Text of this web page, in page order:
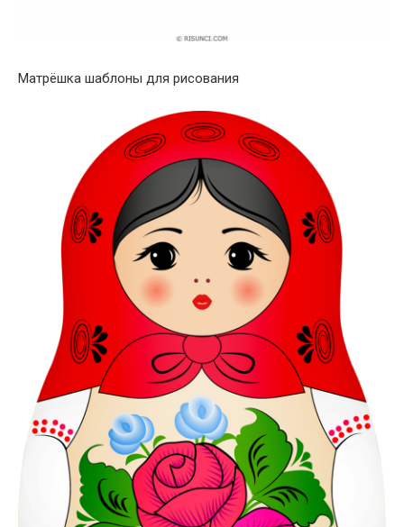
Матрёшка шаблоны для рисования